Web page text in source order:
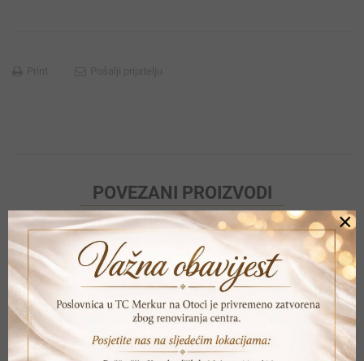
POVEZANI PROIZVODI
×